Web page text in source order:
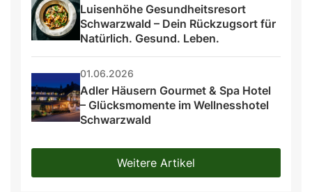
Luisenhöhe Gesundheitsresort
Schwarzwald – Dein Rückzugsort für
Natürlich. Gesund. Leben.
01.06.2026
Adler Häusern Gourmet & Spa Hotel
– Glücksmomente im Wellnesshotel
Schwarzwald
Weitere Artikel